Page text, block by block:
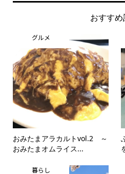
おすす
グルメ
おみたまアラカルトvol.2 ～
おみたまオムライス...
暮らし